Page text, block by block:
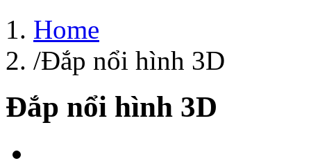
Home
/Đắp nổi hình 3D
Đắp nổi hình 3D